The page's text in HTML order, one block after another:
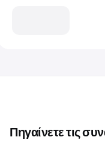
Πηγαίνετε τις